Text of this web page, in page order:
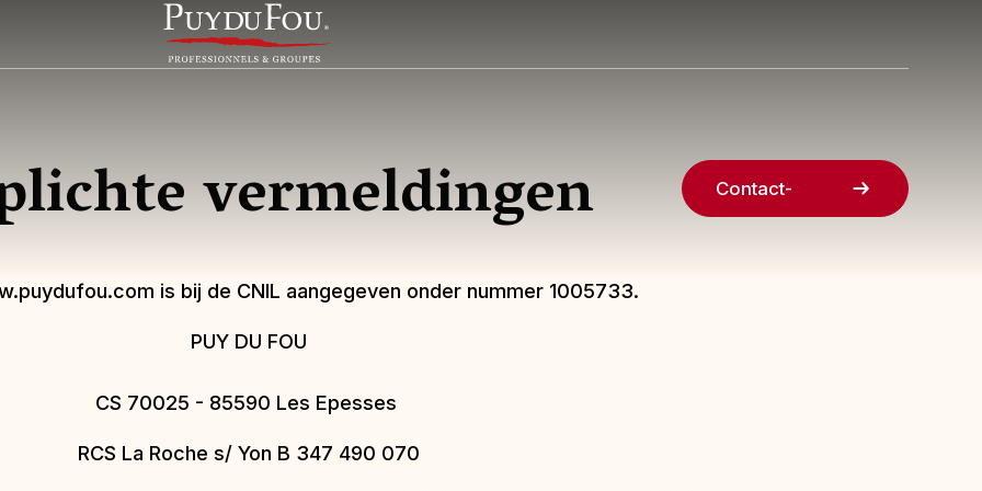
Contact-
vermeldingen
is bij de CNIL aangegeven onder nummer 1005733.
PUY DU FOU
CS 70025 - 85590 Les Epesses
RCS La Roche s/ Yon B 347 490 070